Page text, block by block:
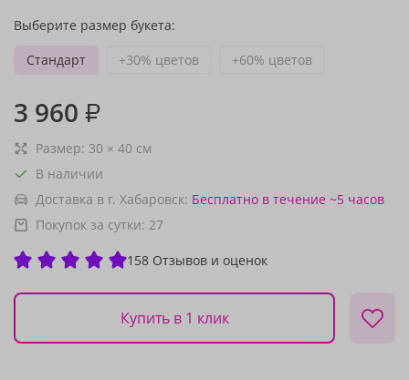
Выберите размер букета:
Стандарт
+30% цветов +60% цветов
3 960 ₽
Размер: 30 × 40 см
В наличии
Доставка в г. Хабаровск: Бесплатно в течение ~5 часов
Покупок за сутки: 27
158 Отзывов и оценок
Купить в 1 клик